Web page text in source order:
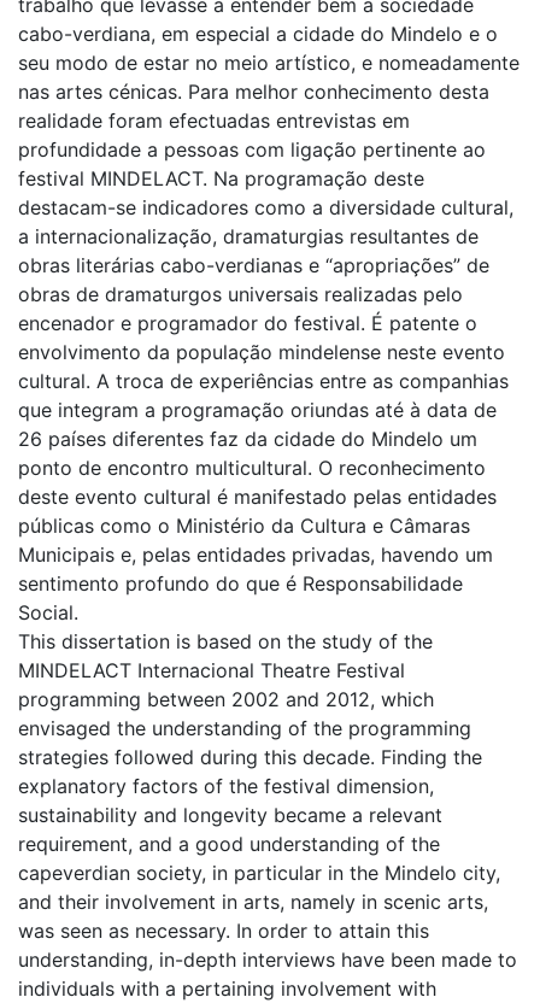
cabo-verdiana, em especial a cidade do Mindelo e o
seu modo de estar no meio artístico, e nomeadamente
nas artes cénicas. Para melhor conhecimento desta
realidade foram efectuadas entrevistas em
profundidade a pessoas com ligação pertinente ao
festival MINDELACT. Na programação deste
destacam-se indicadores como a diversidade cultural,
a internacionalização, dramaturgias resultantes de
obras literárias cabo-verdianas e “apropriações” de
obras de dramaturgos universais realizadas pelo
encenador e programador do festival. É patente o
envolvimento da população mindelense neste evento
cultural. A troca de experiências entre as companhias
que integram a programação oriundas até à data de
26 países diferentes faz da cidade do Mindelo um
ponto de encontro multicultural. O reconhecimento
deste evento cultural é manifestado pelas entidades
públicas como o Ministério da Cultura e Câmaras
Municipais e, pelas entidades privadas, havendo um
sentimento profundo do que é Responsabilidade
Social.
This dissertation is based on the study of the
MINDELACT Internacional Theatre Festival
programming between 2002 and 2012, which
envisaged the understanding of the programming
strategies followed during this decade. Finding the
explanatory factors of the festival dimension,
sustainability and longevity became a relevant
requirement, and a good understanding of the
capeverdian society, in particular in the Mindelo city,
and their involvement in arts, namely in scenic arts,
was seen as necessary. In order to attain this
understanding, in-depth interviews have been made to
individuals with a pertaining involvement with